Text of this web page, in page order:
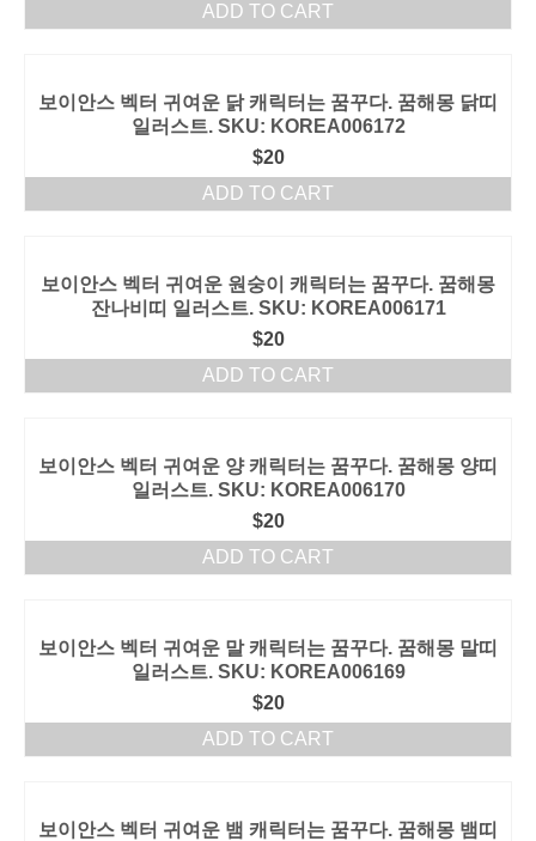
ADD TO CART
보이안스 벡터 귀여운 닭 캐릭터는 꿈꾸다. 꿈해몽 닭띠
일러스트. SKU: KOREA006172
$20
ADD TO CART
보이안스 벡터 귀여운 원숭이 캐릭터는 꿈꾸다. 꿈해몽
잔나비띠 일러스트. SKU: KOREA006171
$20
ADD TO CART
보이안스 벡터 귀여운 양 캐릭터는 꿈꾸다. 꿈해몽 양띠
일러스트. SKU: KOREA006170
$20
ADD TO CART
보이안스 벡터 귀여운 말 캐릭터는 꿈꾸다. 꿈해몽 말띠
일러스트. SKU: KOREA006169
$20
ADD TO CART
보이안스 벡터 귀여운 뱀 캐릭터는 꿈꾸다. 꿈해몽 뱀띠